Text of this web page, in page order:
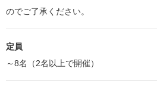
のでご了承ください。
定員
～8名（2名以上で開催）